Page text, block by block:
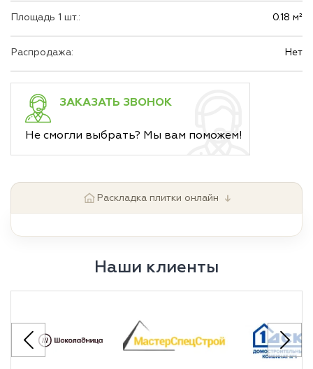
Площадь 1 шт.: 0.18 м²
Распродажа: Нет
ЗАКАЗАТЬ ЗВОНОК
Не смогли выбрать? Мы вам поможем!
Раскладка плитки онлайн ↓
Наши клиенты